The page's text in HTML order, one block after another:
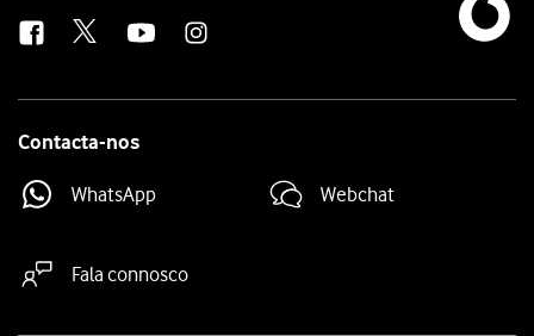
Contacta-nos
WhatsApp Webchat
Fala connosco